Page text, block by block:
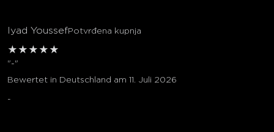
Iyad YoussefPotvrđena kupnja
★ ★ ★ ★ ★
"-"
Bewertet in Deutschland am 11. Juli 2026
-